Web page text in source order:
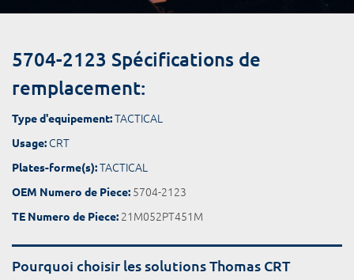
5704-2123 Spécifications de
remplacement:
Type d'equipement:TACTICAL
Usage: CRT
Plates-forme(s):TACTICAL
OEM Numero de Piece: 5704-2123
TE Numero de Piece: 21M052PT451M
Pourquoi choisir les solutions Thomas CRT